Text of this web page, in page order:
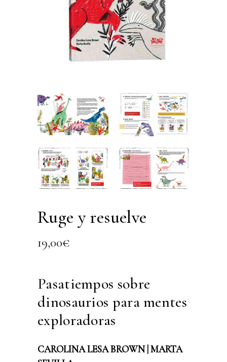
Ruge y resuelve
19,00€
Pasatiempos sobre
dinosaurios para mentes
exploradoras
CAROLINA LESA BROWN | MARTA